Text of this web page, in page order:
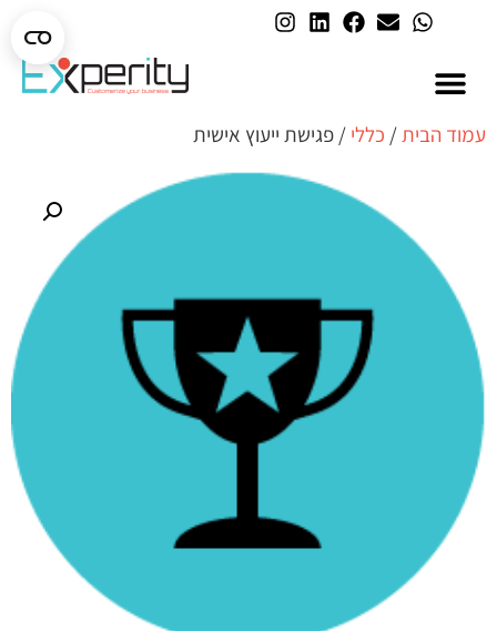
עמוד הבית/ כללי / פגישת ייעוץ אישית